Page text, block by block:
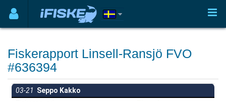
Fiskerapport Linsell-Ransjö FVO
#636394
03-21 Seppo Kakko